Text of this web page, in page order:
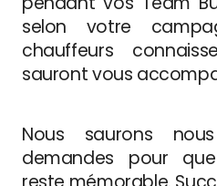
selon votre
chauffeurs
sauront vous
Nous saurons
demandes pour